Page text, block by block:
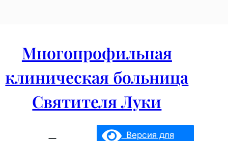
Многопрофильная
клиническая больница
Святителя Луки
Версия для